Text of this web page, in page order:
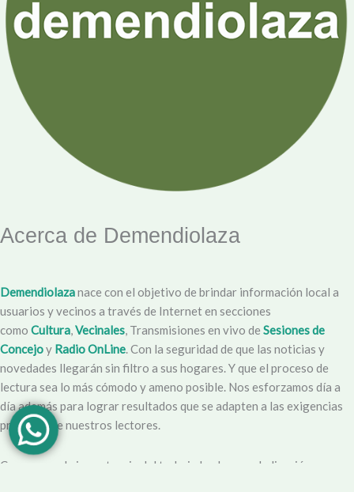
Acerca de Demendiolaza
Demendiolazanace con el objetivo de brindar información local a
usuarios y vecinos a través de Internet en secciones
como Cultura,Vecinales, Transmisiones en vivo de Sesiones de
Concejoy Radio OnLine. Con la seguridad de que las noticias y
novedades llegarán sin filtro a sus hogares. Y que el proceso de
lectura sea lo más cómodo y ameno posible. Nos esforzamos día a
día además para lograr resultados que se adapten a las exigencias
propias y de nuestros lectores.
Creemos en la importancia del trabajo hecho con dedicación,